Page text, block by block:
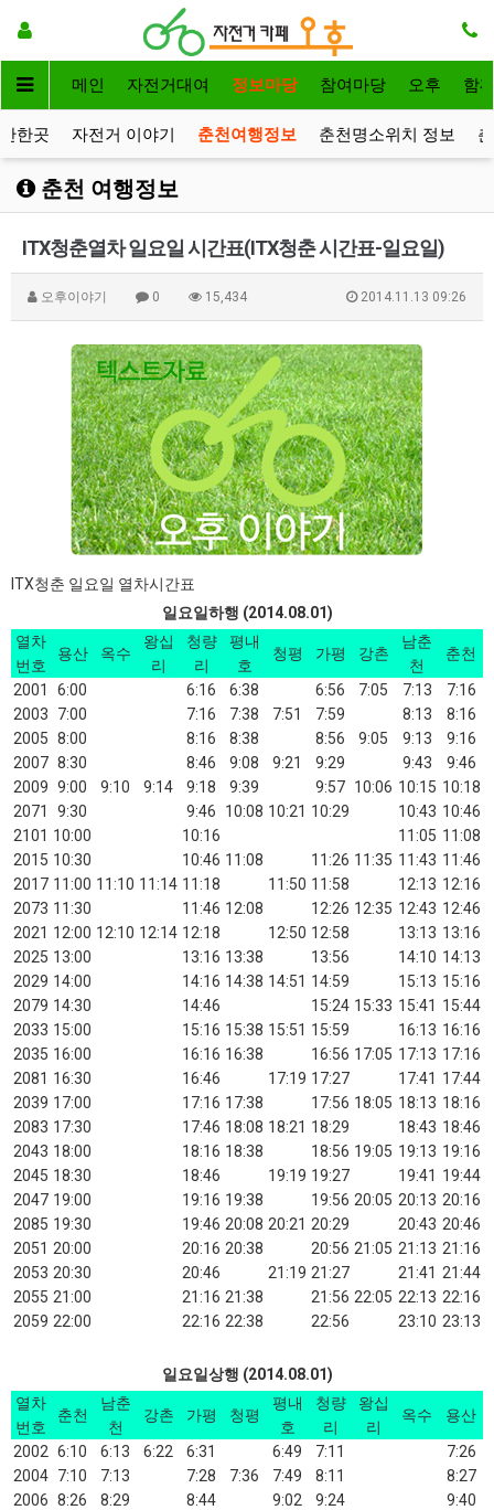
메인 자전거대여 정보마당 참여마당 오후 함
한곳 자전거 이야기 춘천여행정보 춘천명소위치 정보
춘천 여행정보
ITX청춘열차 일요일 시간표(ITX청춘 시간표-일요일)
오후이야기 0 15,434 2014.11.13 09:26
ITX청춘 일요일 열차시간표
일요일하행 (2014.08.01)
열차
번호
용산 옥수
왕십
리
청량
리
평내
호
청평 가평 강촌
남춘
천
춘천
2001 6:00 6:16 6:38 6:56 7:05 7:13
7:16
2003
7:00 7:16 7:38 7:51 7:59 8:13
8:16
2005 8:00 8:16 8:38 8:56 9:05 9:13
9:16
2007 8:30 8:46 9:08 9:21 9:29 9:43
9:46
2009 9:00 9:10 9:14 9:18 9:39 9:57 10:06 10:15 10:18
2071
9:30 9:46 10:08 10:21 10:29 10:43 10:46
2101 10:00 10:16 11:05 11:08
2015 10:30 10:46 11:08 11:26 11:35 11:43 11:46
2017 11:00 11:10 11:14 11:18 11:50 11:58 12:13 12:16
2073 11:30 11:46 12:08 12:26 12:35 12:43 12:46
2021 12:00 12:10 12:14 12:18 12:50 12:58 13:13 13:16
2025 13:00 13:16 13:38 13:56 14:10 14:13
2029 14:00 14:16 14:38 14:51 14:59 15:13 15:16
2079 14:30 14:46 15:24 15:33 15:41 15:44
2033 15:00 15:16 15:38 15:51 15:59 16:13 16:16
2035 16:00 16:16 16:38 16:56 17:05 17:13 17:16
2081 16:30 16:46 17:19 17:27 17:41 17:44
2039 17:00 17:16 17:38 17:56 18:05 18:13 18:16
2083 17:30 17:46 18:08 18:21 18:29 18:43 18:46
2043 18:00 18:16 18:38 18:56 19:05 19:13 19:16
2045 18:30 18:46 19:19 19:27 19:41 19:44
2047 19:00 19:16 19:38 19:56 20:05 20:13 20:16
2085 19:30 19:46 20:08 20:21 20:29 20:43 20:46
2051 20:00 20:16 20:38 20:56 21:05 21:13 21:16
2053 20:30 20:46 21:19 21:27 21:41 21:44
2055 21:00 21:16 21:38 21:56 22:05 22:13 22:16
2059 22:00 22:16 22:38 22:56 23:10 23:13
일요일상행 (2014.08.01)
열차
번호
춘천
남춘
천
강촌 가평 청평
평내
호
청량
리
왕십
리
옥수 용산
2002 6:10 6:13 6:22 6:31 6:49 7:11
7:26
2004 7:10 7:13 7:28 7:36 7:49 8:11
8:27
2006 8:26 8:29 8:44 9:02 9:24
9:40